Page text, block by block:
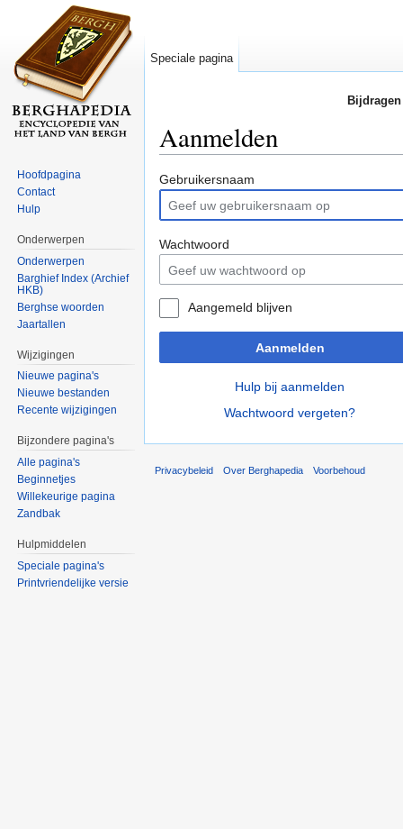
Aanmelden
Gebruikersnaam
Wachtwoord
Aangemeld blijven
Aanmelden
Hulp bij aanmelden
Wachtwoord vergeten?
Speciale pagina
Hoofdpagina
Contact
Hulp
Onderwerpen
Onderwerpen
Barghief Index (Archief
HKB)
Berghse woorden
Jaartallen
Wijzigingen
Nieuwe pagina's
Nieuwe bestanden
Recente wijzigingen
Bijzondere pagina's
Alle pagina's
Beginnetjes
Willekeurige pagina
Zandbak
Hulpmiddelen
Speciale pagina's
Printvriendelijke versie
Privacybeleid Over Berghapedia Voorbehoud